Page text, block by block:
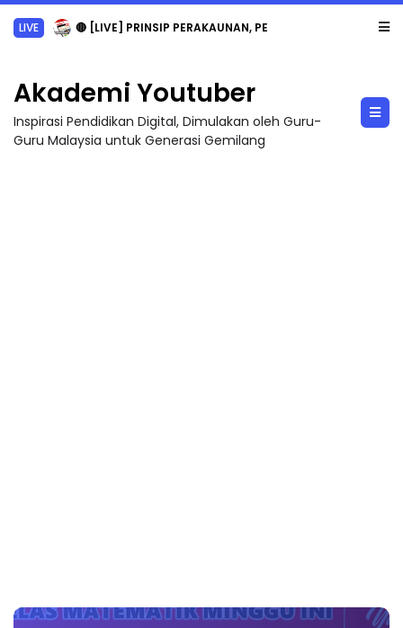
LIVE 🔴 [LIVE] PRINSIP PERAKAUNAN, PECUT SKOR SOALAN 1 TRIAL OLEH CIKGU WAN...
Akademi Youtuber
Inspirasi Pendidikan Digital, Dimulakan oleh Guru-
Guru Malaysia untuk Generasi Gemilang